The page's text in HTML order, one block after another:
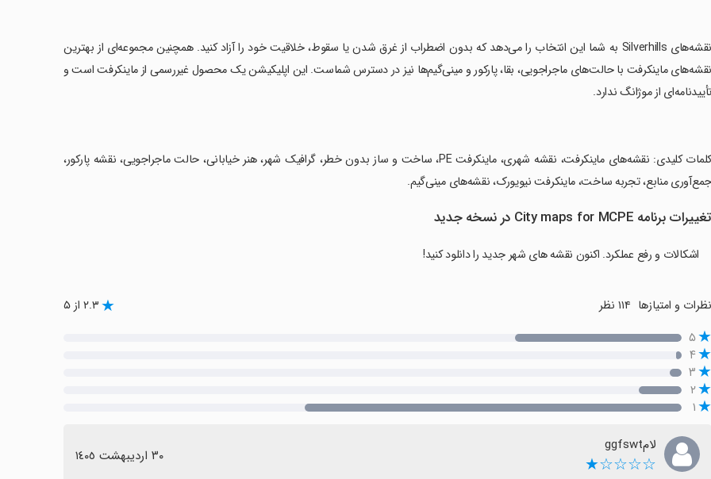
‏نقشه‌های Silverhills به شما این انتخاب را می‌دهد که بدون اضطراب از غرق شدن یا سقوط، خلاقیت خود را آزاد کنید. همچنین مجموعه‌ای از بهترین
نقشه‌های ماینکرفت با حالت‌های ماجراجویی، بقا، پارکور و مینی‌گیم‌ها نیز در دسترس شماست. این اپلیکیشن یک محصول غیررسمی از ماینکرفت است و
تأییدنامه‌ای از موژانگ ندارد.
‏کلمات کلیدی: نقشه‌های ماینکرفت، نقشه شهری، ماینکرفت PE، ساخت و ساز بدون خطر، گرافیک شهر، هنر خیابانی، حالت ماجراجویی، نقشه پارکور،
جمع‌آوری منابع، تجربه ساخت، ماینکرفت نیویورک، نقشه‌های مینی‌گیم.
تغییرات برنامه City maps for MCPE در نسخه جدید
اشکالات و رفع عملکرد. اکنون نقشه های شهر جدید را دانلود کنید!
نظرات و امتیازها ۲.۳ از ۵
۵
۴
۳
۲
۱
لامggfswt
☆☆☆☆★ ٣٠ اردیبهشت ١٤٠٥